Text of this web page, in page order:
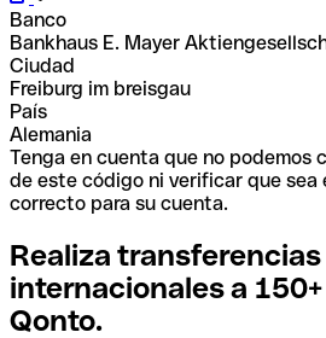
Banco
Bankhaus E. Mayer
Ciudad
Freiburg im breisgau
País
Alemania
Tenga en cuenta que no podemos
de este código ni verificar que sea
correcto para su cuenta.
Realiza transferencias
internacionales a
Qonto.